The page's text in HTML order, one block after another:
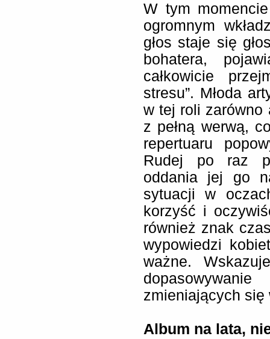
W tym
ogromnym
głos staje się
bohatera,
całkowicie
stresu”. Młoda
w tej roli zarówno
z pełną werwą,
repertuaru
Rudej po raz
oddania jej go
sytuacji w
korzyść i
również znak
wypowiedzi
ważne.
zmieniających się
Album na lata,